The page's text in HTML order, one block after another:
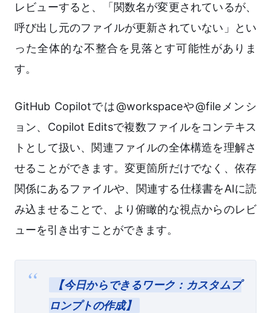
レビューすると、「関数名が変更されているが、
呼び出し元のファイルが更新されていない」とい
った全体的な不整合を見落とす可能性がありま
す。
GitHub Copilotでは@workspaceや@fileメンシ
ョン、Copilot Editsで複数ファイルをコンテキス
トとして扱い、関連ファイルの全体構造を理解さ
せることができます。変更箇所だけでなく、依存
関係にあるファイルや、関連する仕様書をAIに読
み込ませることで、より俯瞰的な視点からのレビ
ューを引き出すことができます。
【今日からできるワーク：カスタムプ
ロンプトの作成】